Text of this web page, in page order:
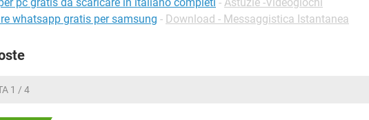
whatsapp gratis per samsung - Download - Messaggistica Istantanea
1 / 4